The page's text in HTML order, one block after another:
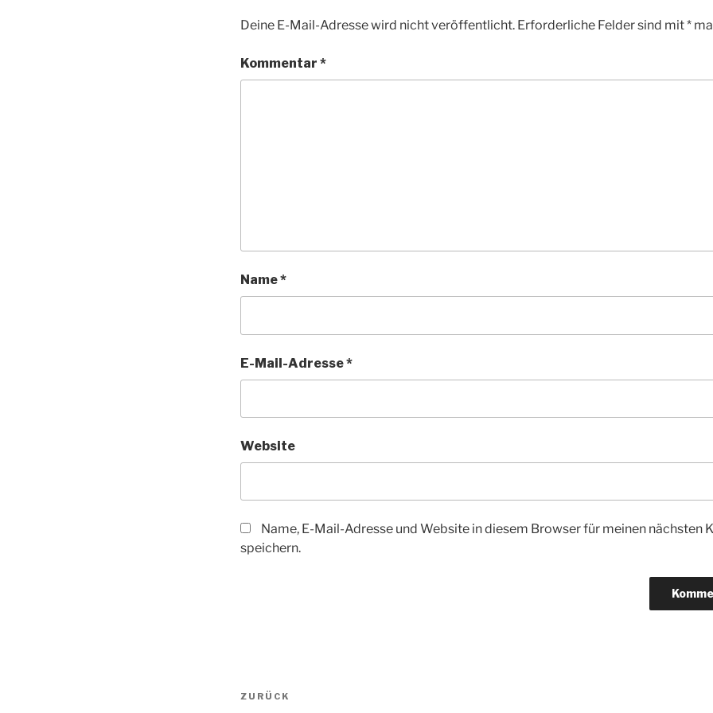
Deine E-Mail-Adresse wird nicht veröffentlicht. Erforderliche Felder sind mit*
Kommentar *
Name*
E-Mail-Adresse*
Website
Name, E-Mail-Adresse und Website in diesem Browser für meinen nächsten
speichern.
Beitragsnavigation
Vorheriger
ZURÜCK